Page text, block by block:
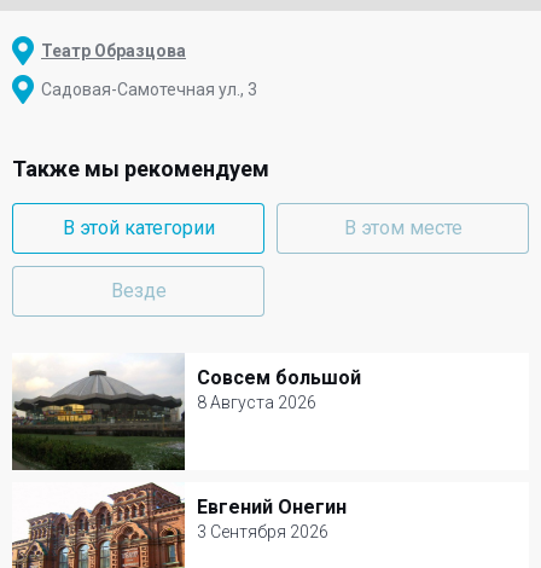
Театр Образцова
Садовая-Самотечная ул., 3
Также мы рекомендуем
В этой категории В этом месте
Везде
Совсем большой
8 Августа 2026
Совсем большой
8 Августа 2026
Цирк на Вернадского
Цирк
Евгений Онегин
3 Сентября 2026
Евгений Онегин